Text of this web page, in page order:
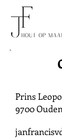
Prins
9700